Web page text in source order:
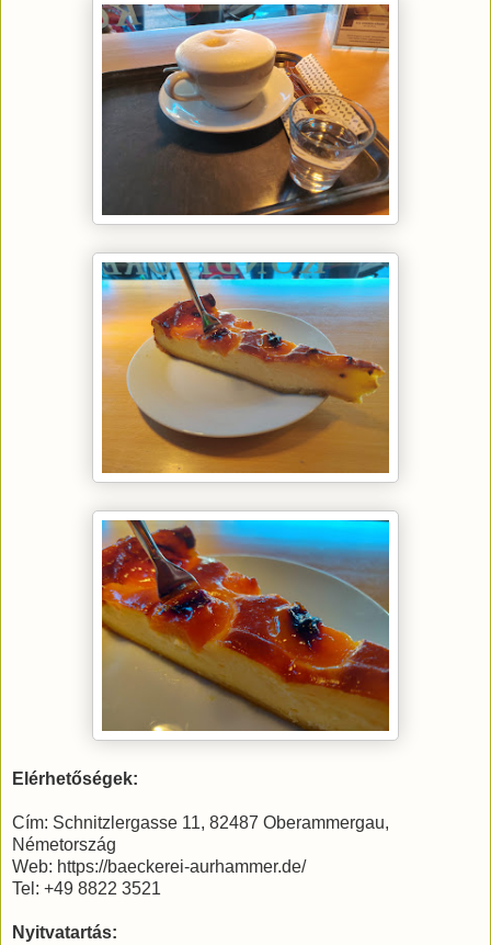
Elérhetőségek:
Cím: Schnitzlergasse 11, 82487 Oberammergau,
Németország
Web: https://baeckerei-aurhammer.de/
Tel: +49 8822 3521
Nyitvatartás: